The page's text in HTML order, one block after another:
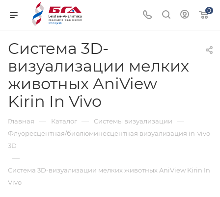
0
Система 3D-
визуализации мелких
животных AniView
Kirin In Vivo
Главная — Каталог — Системы визуализации —
Флуоресцентная/биолюминесцентная визуализация in-vivo
3D
—
Система 3D-визуализации мелких животных AniView Kirin In
Vivo